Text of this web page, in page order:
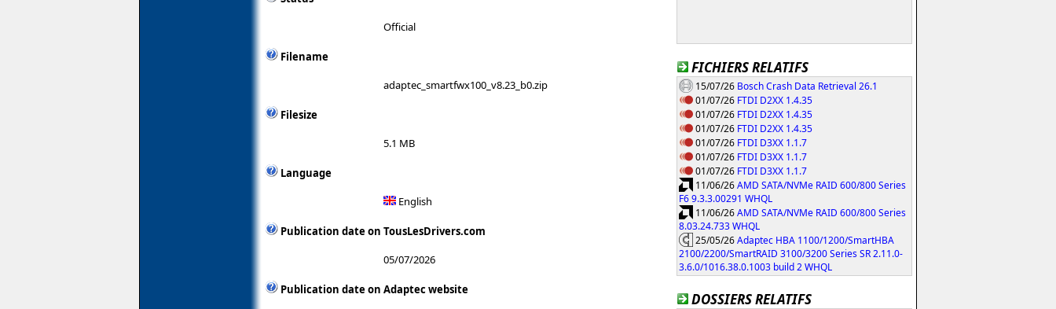
Official
Filename
adaptec_smartfwx100_v8.23_b0.zip
Filesize
5.1 MB
Language
English
Publication date on TousLesDrivers.com
05/07/2026
Publication date on Adaptec website
FICHIERS RELATIFS
15/07/26 Bosch Crash Data Retrieval 26.1
01/07/26 FTDI D2XX 1.4.35
01/07/26 FTDI D2XX 1.4.35
01/07/26 FTDI D2XX 1.4.35
01/07/26 FTDI D3XX 1.1.7
01/07/26 FTDI D3XX 1.1.7
01/07/26 FTDI D3XX 1.1.7
11/06/26AMD SATA/NVMe RAID 600/800 Series
F6 9.3.3.00291 WHQL
11/06/26AMD SATA/NVMe RAID 600/800 Series
8.03.24.733 WHQL
25/05/26Adaptec HBA 1100/1200/SmartHBA
2100/2200/SmartRAID 3100/3200 Series SR 2.11.0-
3.6.0/1016.38.0.1003 build 2 WHQL
DOSSIERS RELATIFS